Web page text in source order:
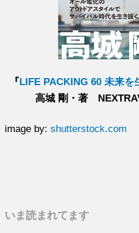
『LIFE PACKING 60 未来を
高城 剛・著
image by:shutterstock.com
いま読まれてます